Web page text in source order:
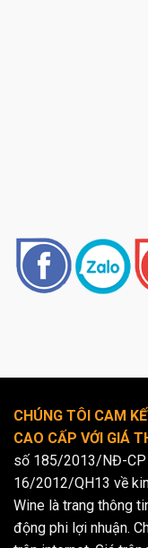
CHÚNG TÔI CAM
CAO CẤP VỚI GIÁ
số 185/2013/NĐ-CP
16/2012/QH13 về
Wine là trang thông
động phi lợi nhuận.